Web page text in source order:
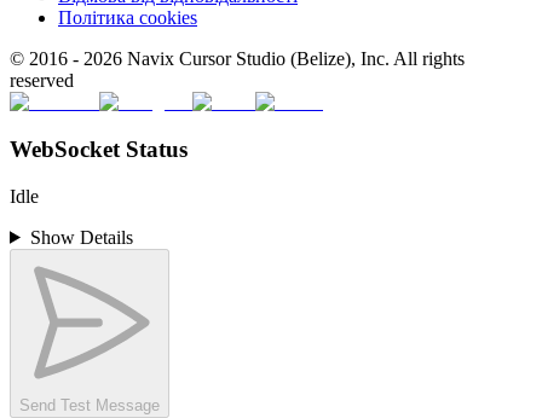
Політика cookies
© 2016 - 2026 Navix Cursor Studio (Belize), Inc. All rights
reserved
WebSocket Status
Idle
Show Details
Send Test Message